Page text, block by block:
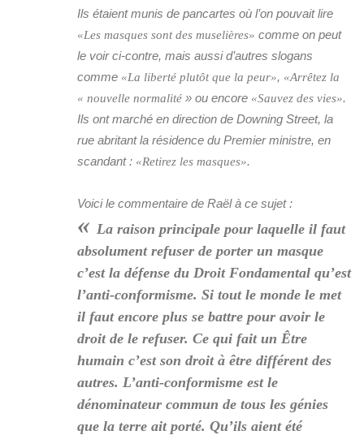
Ils étaient munis de pancartes où l’on pouvait lire
«Les masques sont des muselières» comme on peut
le voir ci-contre, mais aussi d’autres slogans
comme «La liberté plutôt que la peur», «Arrêtez la
« nouvelle normalité » ou encore «Sauvez des vies».
Ils ont marché en direction de Downing Street, la
rue abritant la résidence du Premier ministre, en
scandant : «Retirez les masques».
Voici le commentaire de Raël à ce sujet :
« La raison principale pour laquelle il faut
absolument refuser de porter un masque
c’est la défense du Droit Fondamental qu’est
l’anti-conformisme. Si tout le monde le met
il faut encore plus se battre pour avoir le
droit de le refuser. Ce qui fait un Être
humain c’est son droit à être différent des
autres. L’anti-conformisme est le
dénominateur commun de tous les génies
que la terre ait porté. Qu’ils aient été